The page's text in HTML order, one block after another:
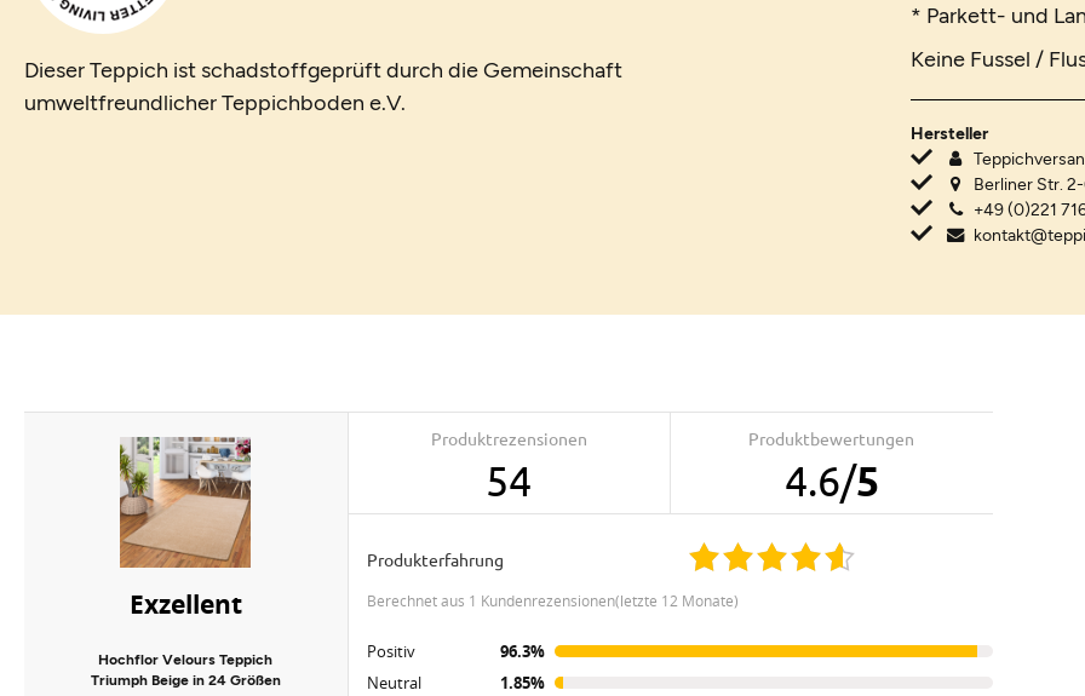
Dieser Teppich ist schadstoffgeprüft durch die Gemeinschaft
umweltfreundlicher Teppichboden e.V.
* Parkett- und
Keine Fussel /
Hersteller
Berliner Str.
+49 (0)221
Exzellent
Hochflor Velours Teppich
Triumph Beige in 24 Größen
Produktrezensionen
54
Produktbewertungen
4.6/5
Produkterfahrung
berechnet aus 1 Kundenrezensionen(letzte 12 Monate)
Positiv
96.3%
Neutral
1.85%